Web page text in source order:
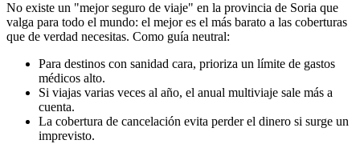
No existe un "mejor seguro de viaje" en la provincia de Soria que
valga para todo el mundo: el mejor es el más barato a las coberturas
que de verdad necesitas. Como guía neutral:
Para destinos con sanidad cara, prioriza un límite de gastos
médicos alto.
Si viajas varias veces al año, el anual multiviaje sale más a
cuenta.
La cobertura de cancelación evita perder el dinero si surge un
imprevisto.